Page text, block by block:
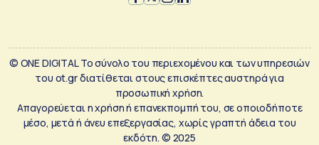
© ONE DIGITAL Το σύνολο του περιεχομένου και των υπηρεσιών
του ot.gr διατίθεται στους επισκέπτες αυστηρά για
προσωπική χρήση.
Απαγορεύεται η χρήση ή επανεκπομπή του, σε οποιοδήποτε
μέσο, μετά ή άνευ επεξεργασίας, χωρίς γραπτή άδεια του
εκδότη. © 2025